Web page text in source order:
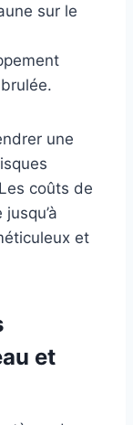
sur le
une
coûts de
et
et